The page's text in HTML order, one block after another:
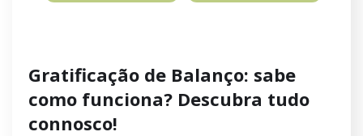
Gratificação de Balanço: sabe
como funciona? Descubra tudo
connosco!